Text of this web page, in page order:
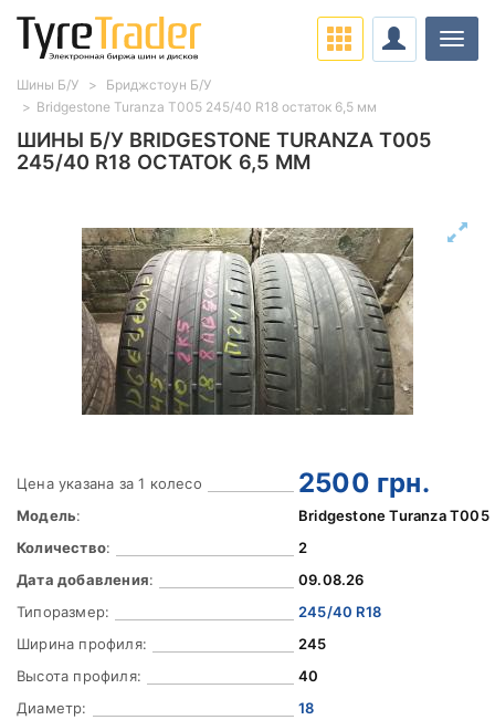
ШИНЫ Б/У BRIDGESTONE TURANZA T005
245/40 R18 ОСТАТОК 6,5 ММ
Цена указана за 1 колесо 2500 грн.
Модель:
Bridgestone Turanza T005
Количество:
2
Дата добавления:
09.08.26
Типоразмер:
245/40 R18
Ширина профиля:
245
Высота профиля:
40
Диаметр:
18
Шины Б/У
Бриджстоун Б/У
Bridgestone Turanza T005 245/40 R18 остаток 6,5 мм